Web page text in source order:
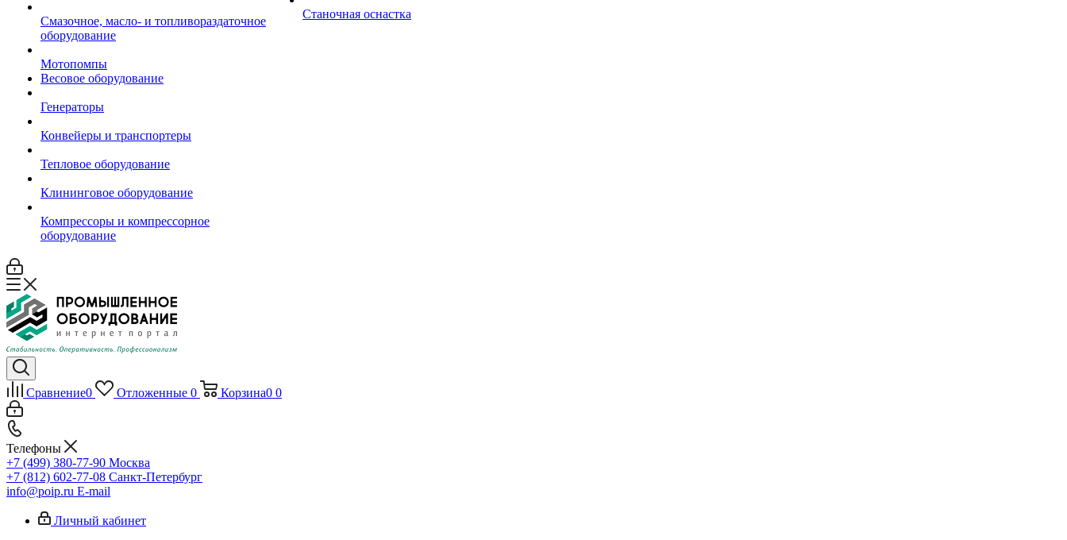
Смазочное, масло- и топливораздаточное
оборудование
Мотопомпы
Весовое оборудование
Генераторы
Конвейеры и транспортеры
Тепловое оборудование
Клининговое оборудование
Компрессоры и компрессорное
оборудование
Станочная оснастка
Сравнение0 Отложенные 0 Корзина0 0
Телефоны
+7 (499) 380-77-90 Москва
+7 (812) 602-77-08 Санкт-Петербург
info@poip.ru E-mail
Личный кабинет